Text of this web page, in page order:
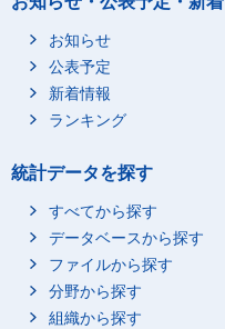
お知らせ
公表予定
新着情報
ランキング
統計データを探す
すべてから探す
データベースから探す
ファイルから探す
分野から探す
組織から探す